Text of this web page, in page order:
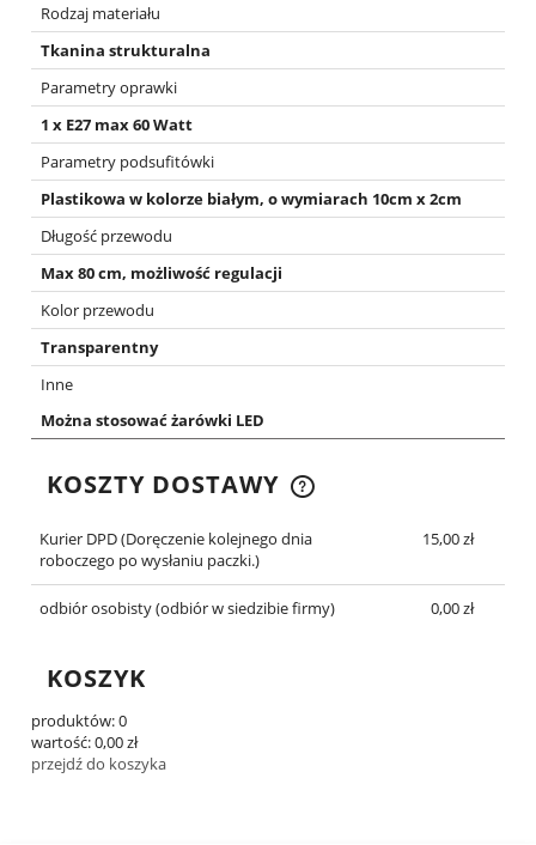
Rodzaj materiału
Tkanina strukturalna
Parametry oprawki
1 x E27 max 60 Watt
Parametry podsufitówki
Plastikowa w kolorze białym, o wymiarach 10cm x 2cm
Długość przewodu
Max 80 cm, możliwość regulacji
Kolor przewodu
Transparentny
Inne
Można stosować żarówki LED
KOSZTY DOSTAWY
CENA NIE ZAWIERA EWENTUALNYCH KOSZTÓW
Kurier DPD(Doręczenie kolejnego dnia
roboczego po wysłaniu paczki.)
15,00 zł
odbiór osobisty(odbiór w siedzibie firmy) 0,00 zł
KOSZYK
produktów:0
wartość:0,00 zł
przejdź do koszyka